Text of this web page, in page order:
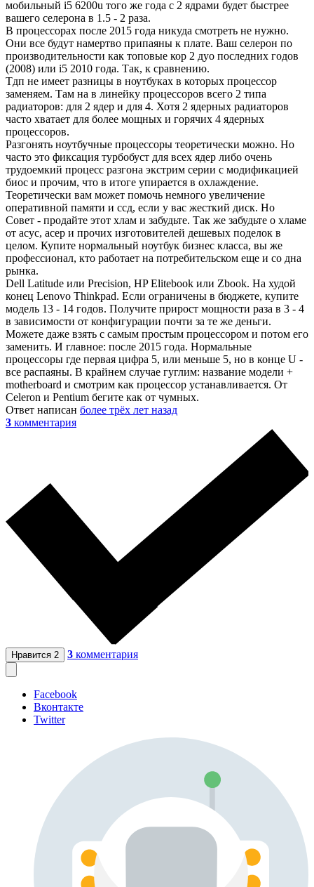
мобильный i5 6200u того же года с 2 ядрами будет быстрее
вашего селерона в 1.5 - 2 раза.
В процессорах после 2015 года никуда смотреть не нужно.
Они все будут намертво припаяны к плате. Ваш селерон по
производительности как топовые кор 2 дуо последних годов
(2008) или i5 2010 года. Так, к сравнению.
Тдп не имеет разницы в ноутбуках в которых процессор
заменяем. Там на в линейку процессоров всего 2 типа
радиаторов: для 2 ядер и для 4. Хотя 2 ядерных радиаторов
часто хватает для более мощных и горячих 4 ядерных
процессоров.
Разгонять ноутбучные процессоры теоретически можно. Но
часто это фиксация турбобуст для всех ядер либо очень
трудоемкий процесс разгона экстрим серии с модификацией
биос и прочим, что в итоге упирается в охлаждение.
Теоретически вам может помочь немного увеличение
оперативной памяти и ссд, если у вас жесткий диск. Но
Совет - продайте этот хлам и забудьте. Так же забудьте о хламе
от асус, асер и прочих изготовителей дешевых поделок в
целом. Купите нормальный ноутбук бизнес класса, вы же
профессионал, кто работает на потребительском еще и со дна
рынка.
Dell Latitude или Precision, HP Elitebook или Zbook. На худой
конец Lenovo Thinkpad. Если ограничены в бюджете, купите
модель 13 - 14 годов. Получите прирост мощности раза в 3 - 4
в зависимости от конфигурации почти за те же деньги.
Можете даже взять с самым простым процессором и потом его
заменить. И главное: после 2015 года. Нормальные
процессоры где первая цифра 5, или меньше 5, но в конце U -
все распаяны. В крайнем случае гуглим: название модели +
motherboard и смотрим как процессор устанавливается. От
Celeron и Pentium бегите как от чумных.
Ответ написан более трёх лет назад
3 комментария
Нравится 2 3 комментария
Facebook
Вконтакте
Twitter